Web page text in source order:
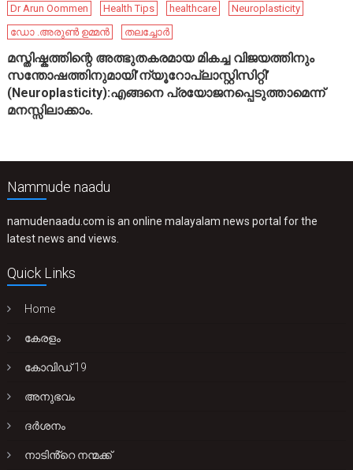
Dr Arun Oommen Health Tips healthcare
Neuroplasticity
ഡോ .അരുൺ ഉമ്മൻ
തലച്ചോർ
മസ്തിഷ്കത്തിന്റെ അത്ഭുതകരമായ മികച്ച വിജയത്തിനും
സന്തോഷത്തിനുമായി’ന്യൂറോപ്ലാസ്റ്റിസിറ്റി’
(Neuroplasticity):എങ്ങനെ പ്രയോജനപ്പെടുത്താമെന്ന്
മനസ്സിലാക്കാം.
Nammude naadu
namudenaadu.com is an online malayalam news portal for the
latest news and views.
Quick Links
Home
കേരളം
കോവിഡ് 19
അനുഭവം
ദർശനം
നാടിൻ്റെ നന്മക്ക്